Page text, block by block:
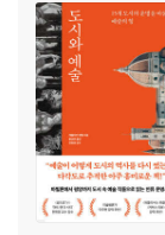
부록_ 예술 여행자
1. 인상파를 만날 수
2. 인상파 관련 기획
3. 우키요에를 감상
참고문헌